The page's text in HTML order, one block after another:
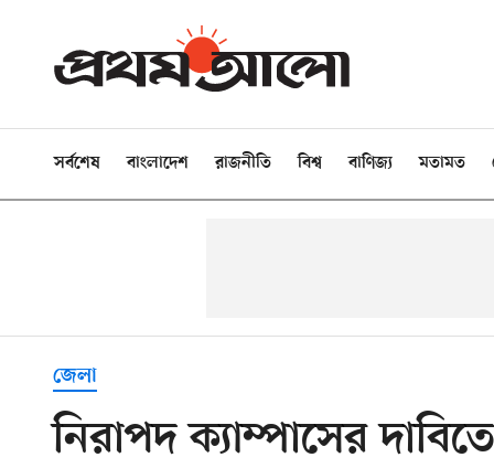
সর্বশেষ বাংলাদেশ রাজনীতি বিশ্ব বাণিজ্য মতামত
জেলা
নিরাপদ ক্যাম্পাসের